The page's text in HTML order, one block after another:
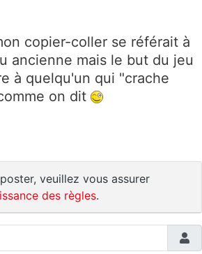
copier-coller se référait à
ancienne mais le but du jeu
à quelqu'un qui "crache
on dit
veuillez vous assurer
des règles.